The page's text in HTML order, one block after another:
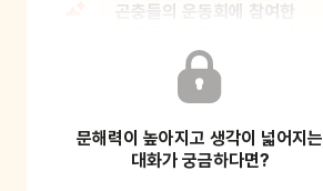
곤충들의 운동회에 참여한
쓰름매미, 에매미, 기름매미, 참매미,
각다귀...
문해력이 높아지고 생각이 넓어지는
대화가 궁금하다면?